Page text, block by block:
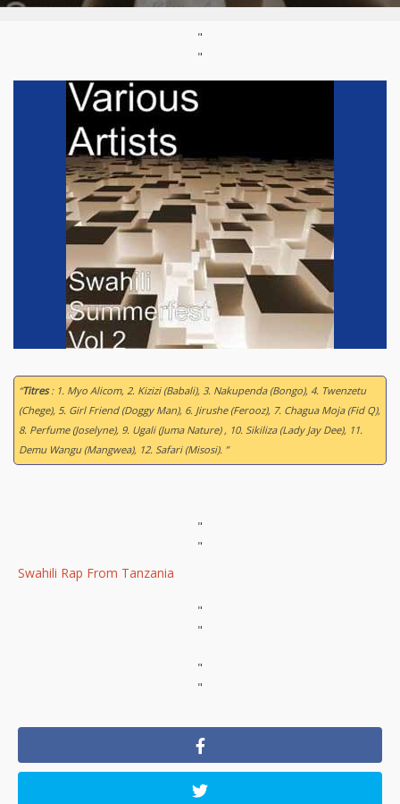
"
"
“Titres: 1. Myo Alicom, 2. Kizizi (Babali), 3. Nakupenda (Bongo), 4. Twenzetu
(Chege), 5. Girl Friend (Doggy Man), 6. Jirushe (Ferooz), 7. Chagua Moja (Fid Q),
8. Perfume (Joselyne), 9. Ugali (Juma Nature) , 10. Sikiliza (Lady Jay Dee), 11.
Demu Wangu (Mangwea), 12. Safari (Misosi). ”
"
"
Swahili Rap From Tanzania
"
"
"
"